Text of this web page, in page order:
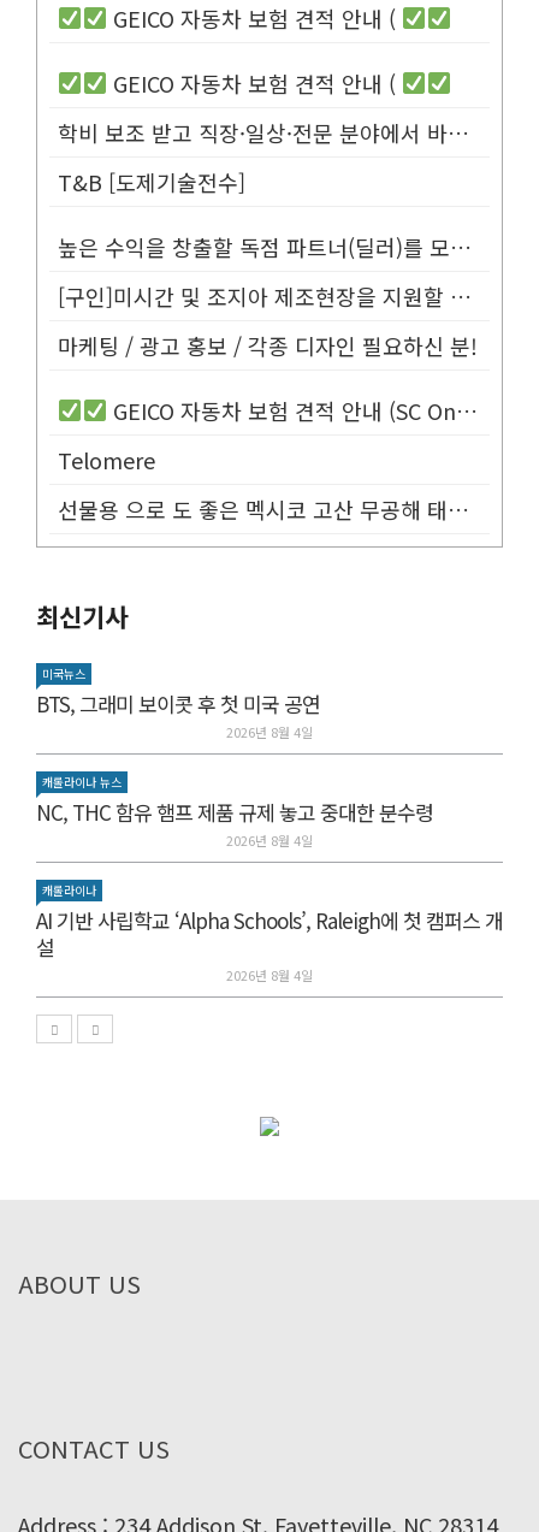
GEICO 자동차 보험 견적 안내 (
GEICO 자동차 보험 견적 안내 (
학비 보조 받고 직장·일상·전문 분야에서 바로 사용할 수 있는 영어 배우...
T&B [도제기술전수]
높은 수익을 창출할 독점 파트너(딜러)를 모십니다.
[구인]미시간 및 조지아 제조현장을 지원할 Customer Service...
마케팅 / 광고 홍보 / 각종 디자인 필요하신 분!
GEICO 자동차 보험 견적 안내 (SC Only)
Telomere
선물용 으로 도 좋은 멕시코 고산 무공해 태양초 고추가루!
최신기사
미국뉴스
BTS, 그래미 보이콧 후 첫 미국 공연
2026년 8월 4일
캐롤라이나 뉴스
NC, THC 함유 햄프 제품 규제 놓고 중대한 분수령
2026년 8월 4일
캐롤라이나
AI 기반 사립학교 ‘Alpha Schools’, Raleigh에 첫 캠퍼스 개
설
2026년 8월 4일
ABOUT US
CONTACT US
Address : 234 Addison St. Fayetteville, NC 28314